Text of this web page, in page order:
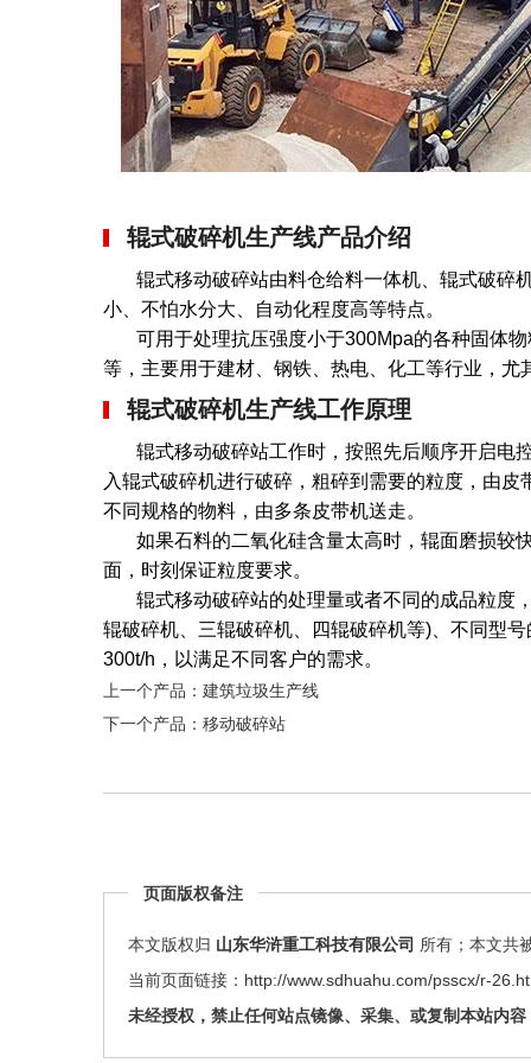
辊式破碎机生产线产品介绍
辊式移动破碎站由料仓给料一体机、辊式破碎
小、不怕水分大、自动化程度高等特点。
可用于处理抗压强度小于300Mpa的各种固体物
等，主要用于建材、钢铁、热电、化工等行业，
辊式破碎机生产线工作原理
辊式移动破碎站工作时，按照先后顺序开启电
入辊式破碎机进行破碎，粗碎到需要的粒度，由
不同规格的物料，由多条皮带机送走。
如果石料的二氧化硅含量太高时，辊面磨损较
面，时刻保证粒度要求。
辊式移动破碎站的处理量或者不同的成品粒度
辊破碎机、三辊破碎机、四辊破碎机等)、不同型
300t/h，以满足不同客户的需求。
上一个产品： 建筑垃圾生产线
下一个产品： 移动破碎站
页面版权备注
本文版权归 山东华浒重工科技有限公司 所有；本文共
当前页面链接： http://www.sdhuahu.com/psscx/r-
未经授权，禁止任何站点镜像、采集、或复制本站内